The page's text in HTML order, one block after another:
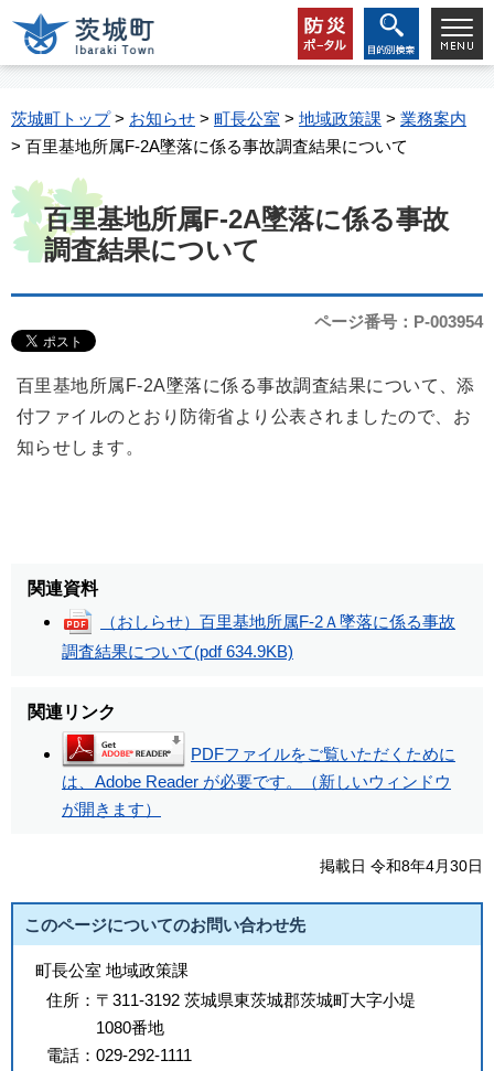
茨城町トップ> お知らせ > 町長公室 > 地域政策課 > 業務案内
> 百里基地所属F-2A墜落に係る事故調査結果について
百里基地所属F-2A墜落に係る事故
調査結果について
ページ番号：P-003954
百里基地所属F-2A墜落に係る事故調査結果について、添
付ファイルのとおり防衛省より公表されましたので、お
知らせします。
関連資料
（おしらせ）百里基地所属F-2Ａ墜落に係る事故
調査結果について(pdf 634.9KB)
関連リンク
PDFファイルをご覧いただくために
は、Adobe Reader が必要です。（新しいウィンドウ
が開きます）
掲載日 令和8年4月30日
このページについてのお問い合わせ先
町長公室 地域政策課
住所： 〒311-3192 茨城県東茨城郡茨城町大字小堤
1080番地
電話： 029-292-1111